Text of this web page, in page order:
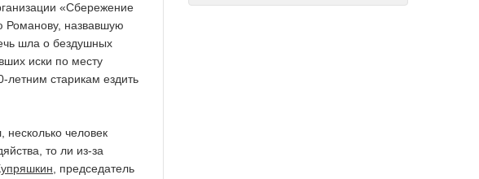
«Сбережение
Романову, назвавшую
шла о бездушных
иски по месту
летним старикам ездить
человек
то ли из-за
, председатель